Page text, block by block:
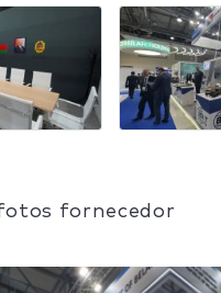
fornecedor